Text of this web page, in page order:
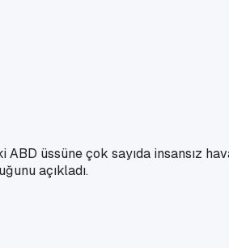
üssüne çok sayıda insansız
açıkladı.